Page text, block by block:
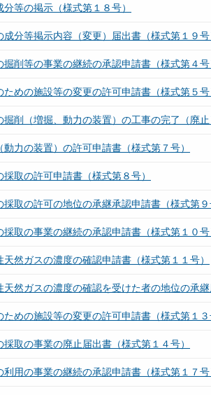
分等の掲示（様式第１８号）
成分等掲示内容（変更）届出書（様式第１９号
掘削等の事業の継続の承認申請書（様式第４号
ための施設等の変更の許可申請書（様式第５号
掘削（増掘、動力の装置）の工事の完了（廃止
動力の装置）の許可申請書（様式第７号）
採取の許可申請書（様式第８号）
採取の許可の地位の承継承認申請書（様式第９
採取の事業の継続の承認申請書（様式第１０号
天然ガスの濃度の確認申請書（様式第１１号）
天然ガスの濃度の確認を受けた者の地位の承継
ための施設等の変更の許可申請書（様式第１３
採取の事業の廃止届出書（様式第１４号）
利用の事業の継続の承認申請書（様式第１７号